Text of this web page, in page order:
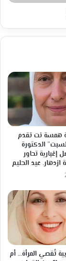
همسة نت تقدم
الدكتورة
إغبارية تحاور
ازدهار. عيد الحليم
تُقصي المرأة… أم